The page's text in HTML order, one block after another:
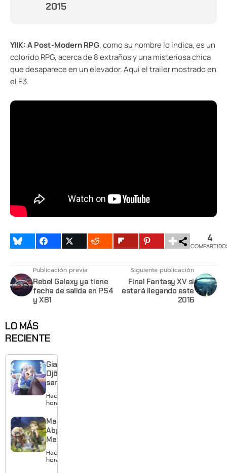
2015
YIIK: A Post-Modern RPG, como su nombre lo indica, es un
colorido RPG, acerca de 8 extraños y una misteriosa chica
que desaparece en un elevador. Aqui el trailer mostrado en
el E3.
4
Publicación previa
Rebel Galaxy ya tiene
fecha de salida en PS4
y XB1
Siguiente publicación
Final Fantasy XV si
estará llegando este
2016
LO MÁS
RECIENTE
Giant
Ojō-
sama
revela
visual y
estreno
para
enero de
Hace 17
horas
Made in
Abyss:
Mezameru
Shinpi
revela
Hace 19
horas